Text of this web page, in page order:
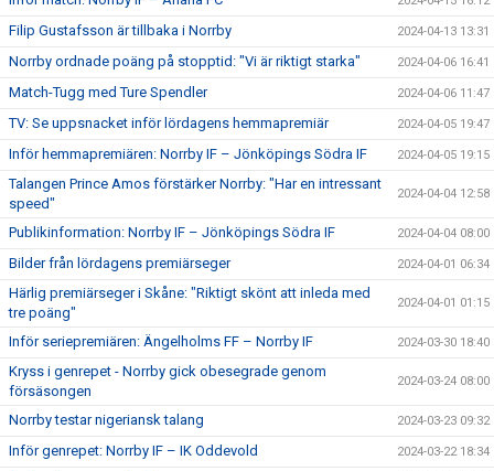
Filip Gustafsson är tillbaka i Norrby 2024-04-13 13:31
Norrby ordnade poäng på stopptid: "Vi är riktigt starka" 2024-04-06 16:41
Match-Tugg med Ture Spendler 2024-04-06 11:47
TV: Se uppsnacket inför lördagens hemmapremiär 2024-04-05 19:47
Inför hemmapremiären: Norrby IF – Jönköpings Södra IF 2024-04-05 19:15
Talangen Prince Amos förstärker Norrby: "Har en intressant
speed"
2024-04-04 12:58
Publikinformation: Norrby IF – Jönköpings Södra IF 2024-04-04 08:00
Bilder från lördagens premiärseger 2024-04-01 06:34
Härlig premiärseger i Skåne: "Riktigt skönt att inleda med
tre poäng"
2024-04-01 01:15
Inför seriepremiären: Ängelholms FF – Norrby IF 2024-03-30 18:40
Kryss i genrepet - Norrby gick obesegrade genom
försäsongen
2024-03-24 08:00
Norrby testar nigeriansk talang 2024-03-23 09:32
Inför genrepet: Norrby IF – IK Oddevold 2024-03-22 18:34